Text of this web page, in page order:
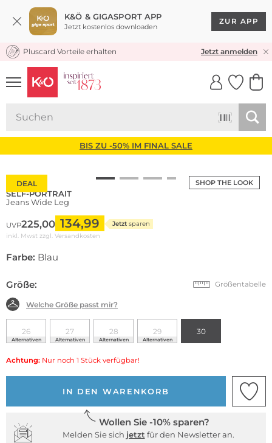
K&Ö & GIGASPORT APP
Jetzt kostenlos downloaden
ZUR APP
KOSTENLOSER VERSAND* & RÜCKVERSAND
Pluscard Vorteile erhalten Jetzt anmelden
UNSERE APP
CLICK &
BIS ZU -50% IM FINAL SALE
SHOP THE LOOK
DEAL
SELF-PORTRAIT
Jeans Wide Leg
UVP225,00 134,99 Jetzt sparen
inkl. Mwst zzgl. Versandkosten
Farbe: Blau
Größe: Größentabelle
Welche Größe passt mir?
26
Alternativen
27
Alternativen
28
Alternativen
29
Alternativen
30
Achtung: Nur noch 1 Stück verfügbar!
IN DEN WARENKORB
Wollen Sie -10% sparen?
Melden Sie sich jetzt für den Newsletter an.